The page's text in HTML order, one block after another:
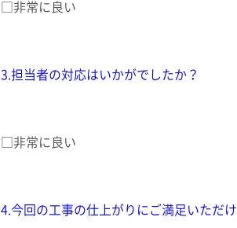
□非常に良い
3.担当者の対応はいかがでしたか？
□非常に良い
4.今回の工事の仕上がりにご満足いただ